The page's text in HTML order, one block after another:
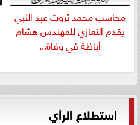
​محاسب محمد ثروت عبد النبي
يقدم التعازي للمهندس هشام
أباظة في وفاة...
استطلاع الرأي